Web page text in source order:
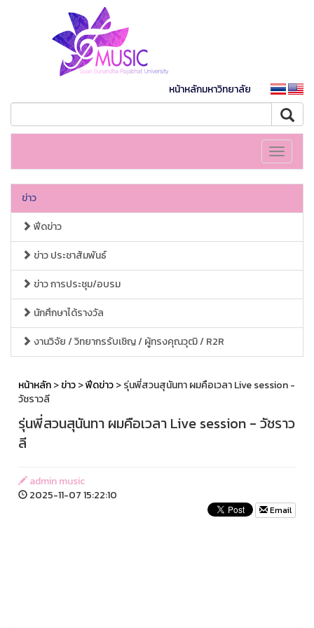
หน้าหลักมหาวิทยาลัย
Toggle
ข่าว
ฟีดข่าว
ข่าว ประชาสัมพันธ์
ข่าว การประชุม/อบรม
นักศึกษาได้รางวัล
งานวิจัย / วิทยากรรับเชิญ / ผู้ทรงคุณวุฒิ / R2R
หน้าหลัก>ข่าว>ฟีดข่าว> รุ่นพี่สวนสุนันทา ผมคือเวลา Live session -
วัชราวลี
รุ่นพี่สวนสุนันทา ผมคือเวลา Live session - วัชราว
ลี
admin music
2025-11-07 15:22:10
Email